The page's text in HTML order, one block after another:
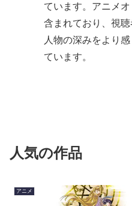
ています。アニメ
含まれており、視
人物の深みをより
ています。
人気の作品
アニメ